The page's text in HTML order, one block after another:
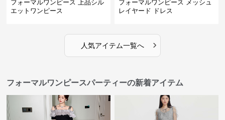
フォーマルワンピース 上品シル
エットワンピース
フォーマルワンピース メッシュ
レイヤード ドレス
人気アイテム一覧へ ›
フォーマルワンピースパーティーの新着アイテム